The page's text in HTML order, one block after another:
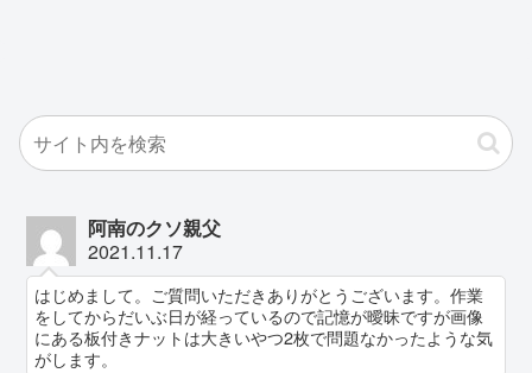
阿南のクソ親父
2021.11.17
はじめまして。ご質問いただきありがとうございます。作業
をしてからだいぶ日が経っているので記憶が曖昧ですが画像
にある板付きナットは大きいやつ2枚で問題なかったような気
がします。